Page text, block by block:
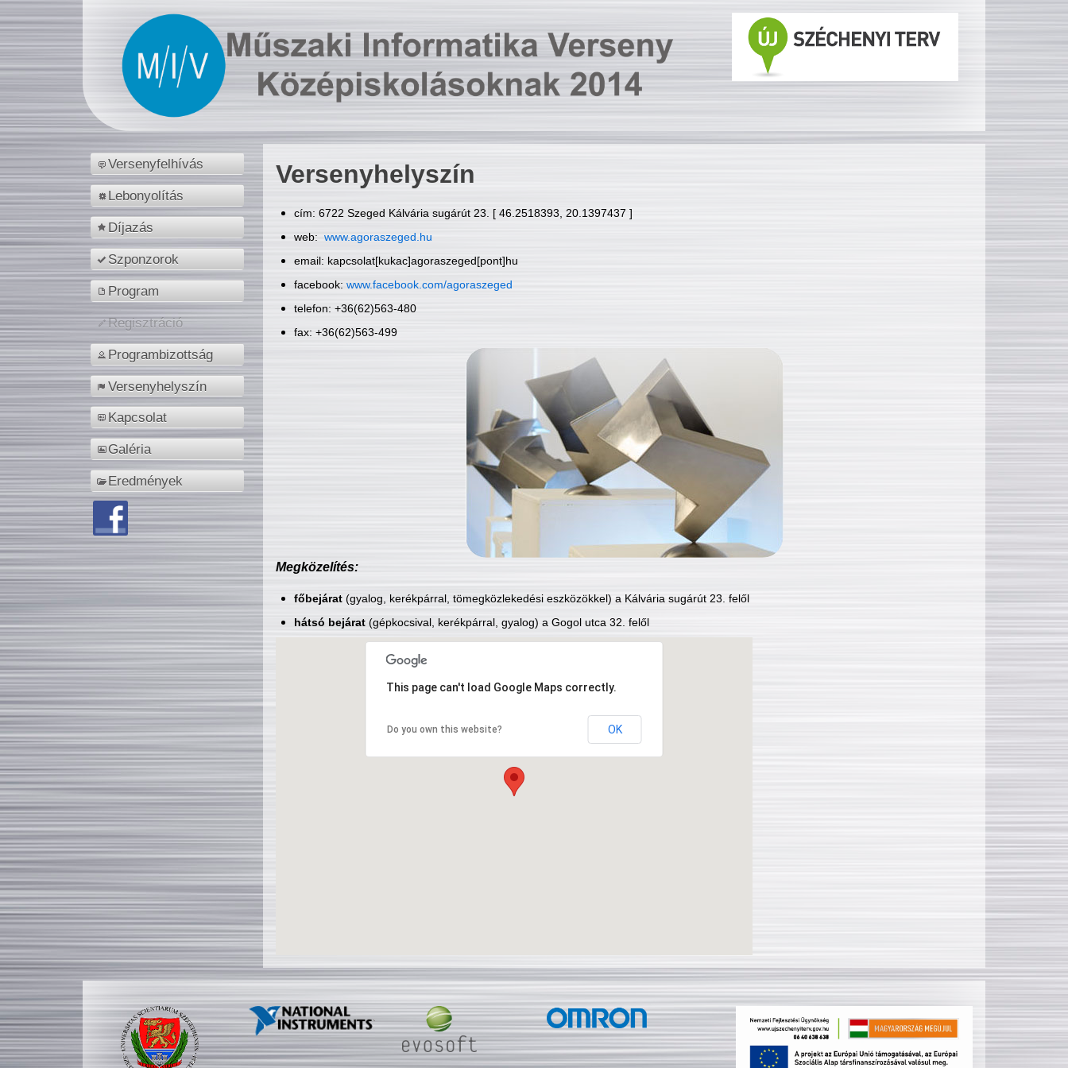
Versenyfelhívás
Lebonyolítás
Díjazás
Szponzorok
Program
Regisztráció
Programbizottság
Versenyhelyszín
Kapcsolat
Galéria
Eredmények
Versenyhelyszín
cím: 6722 Szeged Kálvária sugárút 23. [ 46.2518393, 20.1397437 ]
web: www.agoraszeged.hu
email: kapcsolat[kukac]agoraszeged[pont]hu
facebook: www.facebook.com/agoraszeged
telefon: +36(62)563-480
fax: +36(62)563-499
Megközelítés:
főbejárat(gyalog, kerékpárral, tömegközlekedési eszközökkel) a Kálvária sugárút 23. felől
hátsó bejárat(gépkocsival, kerékpárral, gyalog) a Gogol utca 32. felől
This page can't load Google Maps correctly.
Do you own this website? OK